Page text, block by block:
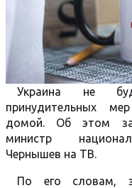
Украина не
принудительных
домой. Об этом
министр
Чернышев на ТВ.
По его словам,